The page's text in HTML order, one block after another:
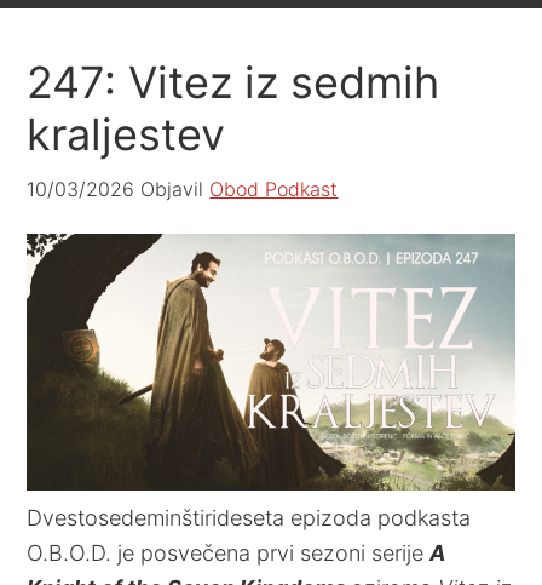
247: Vitez iz sedmih
kraljestev
10/03/2026 Objavil Obod Podkast
Dvestosedeminštirideseta epizoda podkasta
O.B.O.D. je posvečena prvi sezoni serijeA